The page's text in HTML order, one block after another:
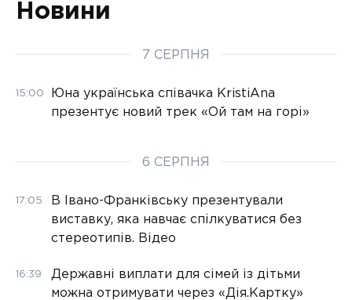
Новини
7 СЕРПНЯ
15:00
Юна українська співачка KristiAna
презентує новий трек «Ой там на горі»
6 СЕРПНЯ
17:05
В Івано-Франківську презентували
виставку, яка навчає спілкуватися без
стереотипів. Відео
16:39
Державні виплати для сімей із дітьми
можна отримувати через «Дія.Картку»